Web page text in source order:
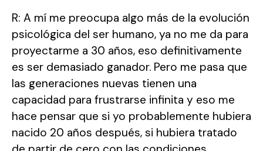
R: A mí me preocupa algo más de la evolución
psicológica del ser humano, ya no me da para
proyectarme a 30 años, eso definitivamente
es ser demasiado ganador. Pero me pasa que
las generaciones nuevas tienen una
capacidad para frustrarse infinita y eso me
hace pensar que si yo probablemente hubiera
nacido 20 años después, si hubiera tratado